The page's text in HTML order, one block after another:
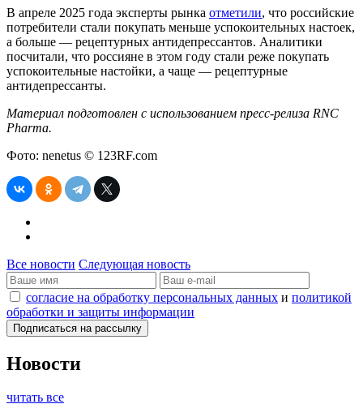
В апреле 2025 года эксперты рынка отметили, что российские
потребители стали покупать меньше успокоительных настоек,
а больше — рецептурных антидепрессантов. Аналитики
посчитали, что россияне в этом году стали реже покупать
успокоительные настойки, а чаще — рецептурные
антидепрессанты.
Материал подготовлен с использованием пресс-релиза RNC
Pharma.
Фото: nenetus © 123RF.com
Все новости Следующая новость
согласие на обработку персональных данных и политикой
обработки и защиты информации
Новости
читать все